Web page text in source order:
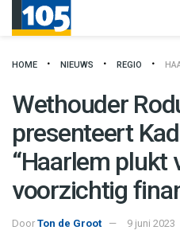
HOME NIEUWS REGIO
Wethouder
presenteert
“Haarlem plukt
voorzichtig
Door Ton de Groot 9 juni 2023